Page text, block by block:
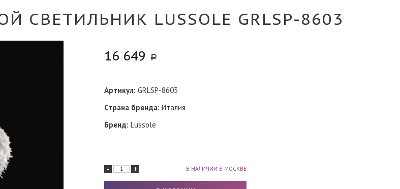
СВЕТИЛЬНИК LUSSOLE GRLSP-8603
16 649
Артикул: GRLSP-8603
Страна бренда: Италия
Бренд: Lussole
В НАЛИЧИИ В МОСКВЕ
- +